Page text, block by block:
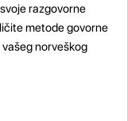
razgovorne
metode govorne
norveškog